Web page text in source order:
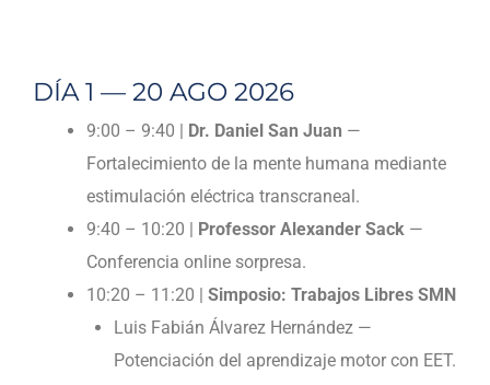
DÍA 1 — 20 AGO 2026
9:00 – 9:40 | Dr. Daniel San Juan —
Fortalecimiento de la mente humana mediante
estimulación eléctrica transcraneal.
9:40 – 10:20 | Professor Alexander Sack —
Conferencia online sorpresa.
10:20 – 11:20 |Simposio: Trabajos Libres SMN
Luis Fabián Álvarez Hernández —
Potenciación del aprendizaje motor con EET.